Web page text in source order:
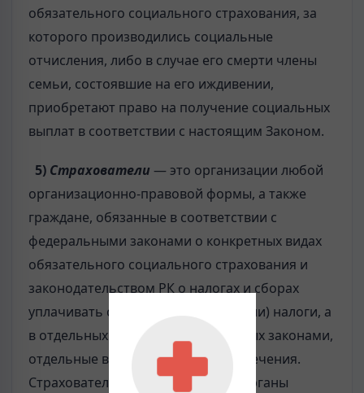
обязательного социального страхования, за
которого производились социальные
отчисления, либо в случае его смерти члены
семьи, состоявшие на его иждивении,
приобретают право на получение социальных
выплат в соответствии с настоящим Законом.
5) Страхователи — это организации любой
организационно-правовой формы, а также
граждане, обязанные в соответствии с
федеральными законами о конкретных видах
обязательного социального страхования и
законодательством РК о налогах и сборах
уплачивать страховые взносы и (или) налоги, а
в отдельных случаях, установленных законами,
отдельные виды страхового обеспечения.
Страхователями являются также органы